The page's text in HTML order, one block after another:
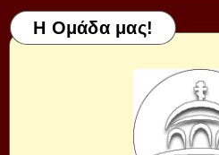
Η Ομάδα μας!